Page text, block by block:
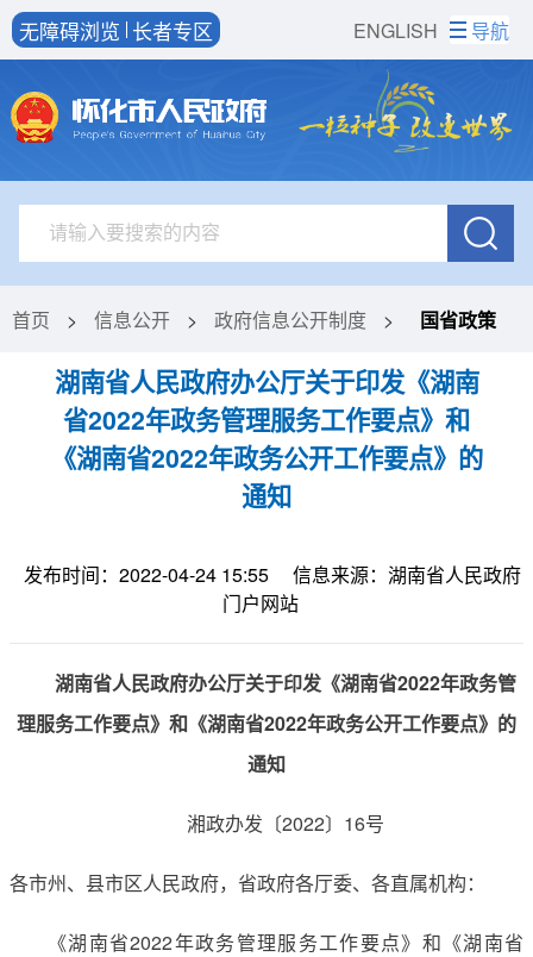
ENGLISH
无障碍浏览 长者专区 导航
首页 > 信息公开 > 政府信息公开制度 > 国省政策
湖南省人民政府办公厅关于印发《湖南
省2022年政务管理服务工作要点》和
《湖南省2022年政务公开工作要点》的
通知
发布时间：2022-04-24 15:55
信息来源：湖南省人民政府
门户网站
湖南省人民政府办公厅关于印发《湖南省2022年政务管
理服务工作要点》和《湖南省2022年政务公开工作要点》的
通知
湘政办发〔2022〕16号
各市州、县市区人民政府，省政府各厅委、各直属机构：
《湖南省2022年政务管理服务工作要点》和《湖南省